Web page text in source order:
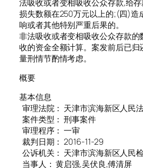
法吸收或者变相吸收公众存款,给
损失数额在250万元以上的;(四)造
响或者其他特别严重后果的。
非法吸收或者变相吸收公众存款的
收的资金全额计算。案发前后已归
量刑情节酌情考虑。
概要
基本信息
审理法院： 天津市滨海新区人民
案件类型： 刑事案件
审理程序： 一审
裁判日期： 2016-11-29
公诉机关： 天津市滨海新区人民
当事人： 黄启强,吴伏良,傅清屏